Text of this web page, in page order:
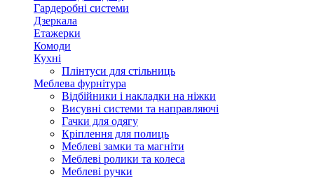
Гардеробні системи
Дзеркала
Етажерки
Комоди
Кухні
Плінтуси для стільниць
Меблева фурнітура
Відбійники і накладки на ніжки
Висувні системи та направляючі
Гачки для одягу
Кріплення для полиць
Меблеві замки та магніти
Меблеві ролики та колеса
Меблеві ручки